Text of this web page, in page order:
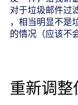
对于垃圾邮件过
，相当明显不是
的情况（应该不
重新调整